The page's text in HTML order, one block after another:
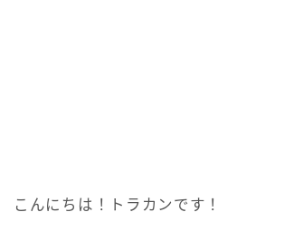
こんにちは！トラカンです！